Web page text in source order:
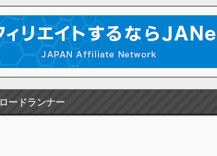
ロードランナー